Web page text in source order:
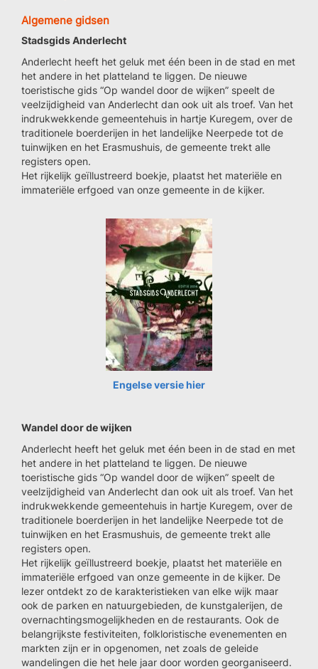
Algemene gidsen
Stadsgids Anderlecht
Anderlecht heeft het geluk met één been in de stad en met
het andere in het platteland te liggen. De nieuwe
toeristische gids “Op wandel door de wijken” speelt de
veelzijdigheid van Anderlecht dan ook uit als troef. Van het
indrukwekkende gemeentehuis in hartje Kuregem, over de
traditionele boerderijen in het landelijke Neerpede tot de
tuinwijken en het Erasmushuis, de gemeente trekt alle
registers open.
Het rijkelijk geïllustreerd boekje, plaatst het materiële en
immateriële erfgoed van onze gemeente in de kijker.
Engelse versie hier
Wandel door de wijken
Anderlecht heeft het geluk met één been in de stad en met
het andere in het platteland te liggen. De nieuwe
toeristische gids “Op wandel door de wijken” speelt de
veelzijdigheid van Anderlecht dan ook uit als troef. Van het
indrukwekkende gemeentehuis in hartje Kuregem, over de
traditionele boerderijen in het landelijke Neerpede tot de
tuinwijken en het Erasmushuis, de gemeente trekt alle
registers open.
Het rijkelijk geïllustreerd boekje, plaatst het materiële en
immateriële erfgoed van onze gemeente in de kijker. De
lezer ontdekt zo de karakteristieken van elke wijk maar
ook de parken en natuurgebieden, de kunstgalerijen, de
overnachtingsmogelijkheden en de restaurants. Ook de
belangrijkste festiviteiten, folkloristische evenementen en
markten zijn er in opgenomen, net zoals de geleide
wandelingen die het hele jaar door worden georganiseerd.